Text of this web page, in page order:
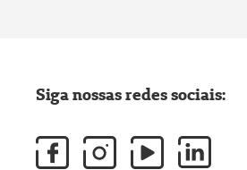
Siga nossas redes sociais: